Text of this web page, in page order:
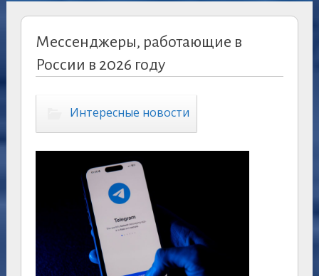
Мессенджеры, работающие в
России в 2026 году
Интересные новости